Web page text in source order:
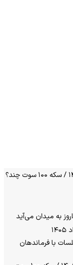
به میدان می‌آید
با فرماندهان